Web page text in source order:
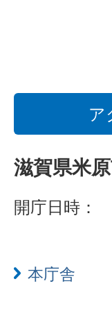
ア
滋賀県米
開庁日時：
本庁舎